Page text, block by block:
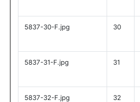
5837-30-F.jpg 30
5837-31-F.jpg 31
5837-32-F.jpg 32